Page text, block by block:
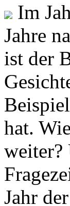
Im
Jahre
ist der
hat.
weiter?
Jahr